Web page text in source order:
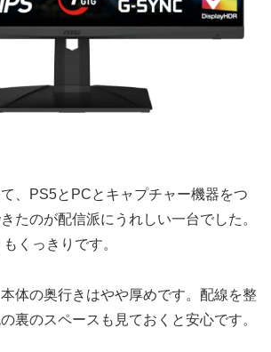
、PS5とPCとキャプチャー機器をつ
たのが配信派にうれしい一台でした。
くっきりです。
体の奥行きはやや厚めです。配線を整
裏のスペースも見ておくと安心です。